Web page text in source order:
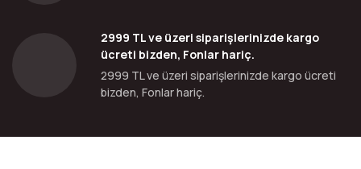
2999 TL ve üzeri siparişlerinizde kargo
ücreti bizden, Fonlar hariç.
2999 TL ve üzeri siparişlerinizde kargo ücreti
bizden, Fonlar hariç.